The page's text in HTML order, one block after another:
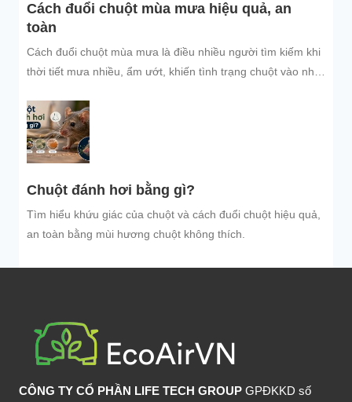
Cách đuổi chuột mùa mưa hiệu quả, an
toàn
Cách đuổi chuột mùa mưa là điều nhiều người tìm kiếm khi
thời tiết mưa nhiều, ẩm ướt, khiến tình trạng chuột vào nhà
Chuột đánh hơi bằng gì?
Tìm hiểu khứu giác của chuột và cách đuổi chuột hiệu quả,
an toàn bằng mùi hương chuột không thích.
CÔNG TY CỔ PHẦN LIFE TECH GROUP GPĐKKD số